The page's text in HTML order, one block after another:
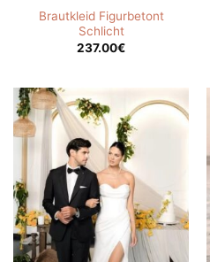
Brautkleid Figurbetont
Schlicht
237.00€